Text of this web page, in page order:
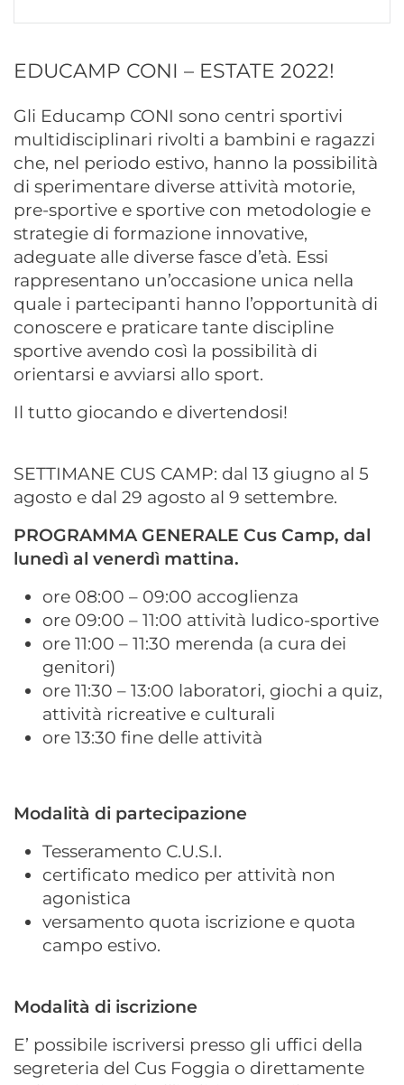
EDUCAMP CONI – ESTATE 2022!
Gli Educamp CONI sono centri sportivi
multidisciplinari rivolti a bambini e ragazzi
che, nel periodo estivo, hanno la possibilità
di sperimentare diverse attività motorie,
pre-sportive e sportive con metodologie e
strategie di formazione innovative,
adeguate alle diverse fasce d’età. Essi
rappresentano un’occasione unica nella
quale i partecipanti hanno l’opportunità di
conoscere e praticare tante discipline
sportive avendo così la possibilità di
orientarsi e avviarsi allo sport.
Il tutto giocando e divertendosi!
SETTIMANE CUS CAMP: dal 13 giugno al 5
agosto e dal 29 agosto al 9 settembre.
PROGRAMMA GENERALE Cus Camp, dal
lunedì al venerdì mattina.
ore 08:00 – 09:00 accoglienza
ore 09:00 – 11:00 attività ludico-sportive
ore 11:00 – 11:30 merenda (a cura dei
genitori)
ore 11:30 – 13:00 laboratori, giochi a quiz,
attività ricreative e culturali
ore 13:30 fine delle attività
Modalità di partecipazione
Tesseramento C.U.S.I.
certificato medico per attività non
agonistica
versamento quota iscrizione e quota
campo estivo.
Modalità di iscrizione
E’ possibile iscriversi presso gli uffici della
segreteria del Cus Foggia o direttamente